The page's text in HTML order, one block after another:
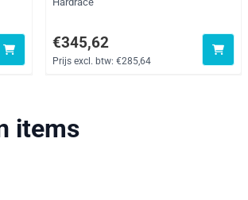
Prijs: 345,62, exclusief btw: 285,64
€345,62
Prijs excl. btw: €285,64
items